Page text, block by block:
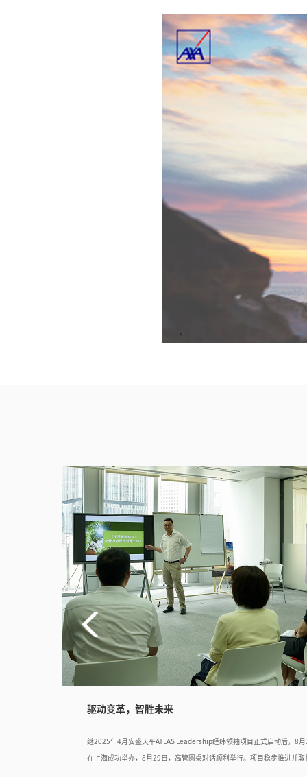
驱动变革，智胜未来
继2025年4月安盛天平ATLAS Leadership经纬领袖项目正式启动后，8
在上海成功举办，8月29日，高管圆桌对话顺利举行。项目稳步推进并